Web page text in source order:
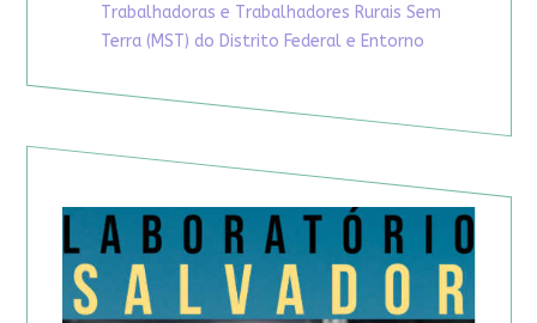
Trabalhadoras e Trabalhadores Rurais Sem
Terra (MST) do Distrito Federal e Entorno